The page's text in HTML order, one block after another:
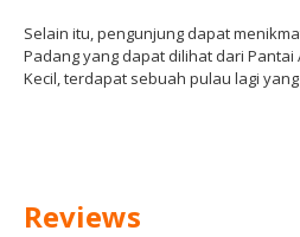
Selain itu, pengunjung dapat
Padang yang dapat dilihat dari Pantai
Kecil, terdapat sebuah pulau lagi
Reviews